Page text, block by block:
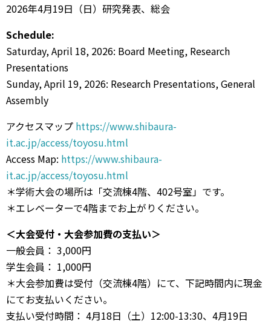
2026年4月19日（日）研究発表、総会
Schedule:
Saturday, April 18, 2026: Board Meeting, Research
Presentations
Sunday, April 19, 2026: Research Presentations, General
Assembly
アクセスマップ https://www.shibaura-
it.ac.jp/access/toyosu.html
Access Map: https://www.shibaura-
it.ac.jp/access/toyosu.html
＊学術大会の場所は「交流棟4階、402号室」です。
＊エレベーターで4階までお上がりください。
＜大会受付・大会参加費の支払い＞
一般会員： 3,000円
学生会員： 1,000円
＊大会参加費は受付（交流棟4階）にて、下記時間内に現金
にてお支払いください。
支払い受付時間： 4月18日（土）12:00-13:30、4月19日